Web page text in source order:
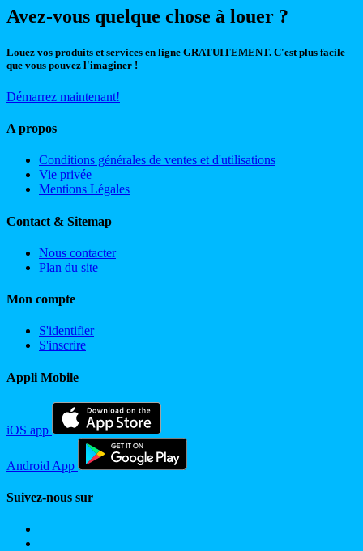
Avez-vous quelque chose à louer ?
Louez vos produits et services en ligne GRATUITEMENT. C'est plus facile
que vous pouvez l'imaginer !
Démarrez maintenant!
A propos
Conditions générales de ventes et d'utilisations
Vie privée
Mentions Légales
Contact & Sitemap
Nous contacter
Plan du site
Mon compte
S'identifier
S'inscrire
Appli Mobile
iOS app
Android App
Suivez-nous sur